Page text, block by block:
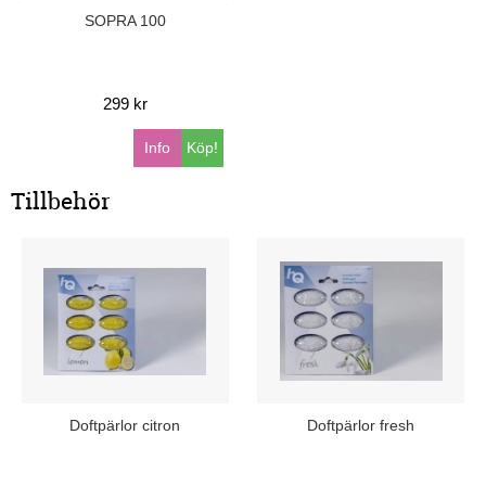
SOPRA 100
299 kr
Köp!
Info
Tillbehör
Doftpärlor citron Doftpärlor fresh